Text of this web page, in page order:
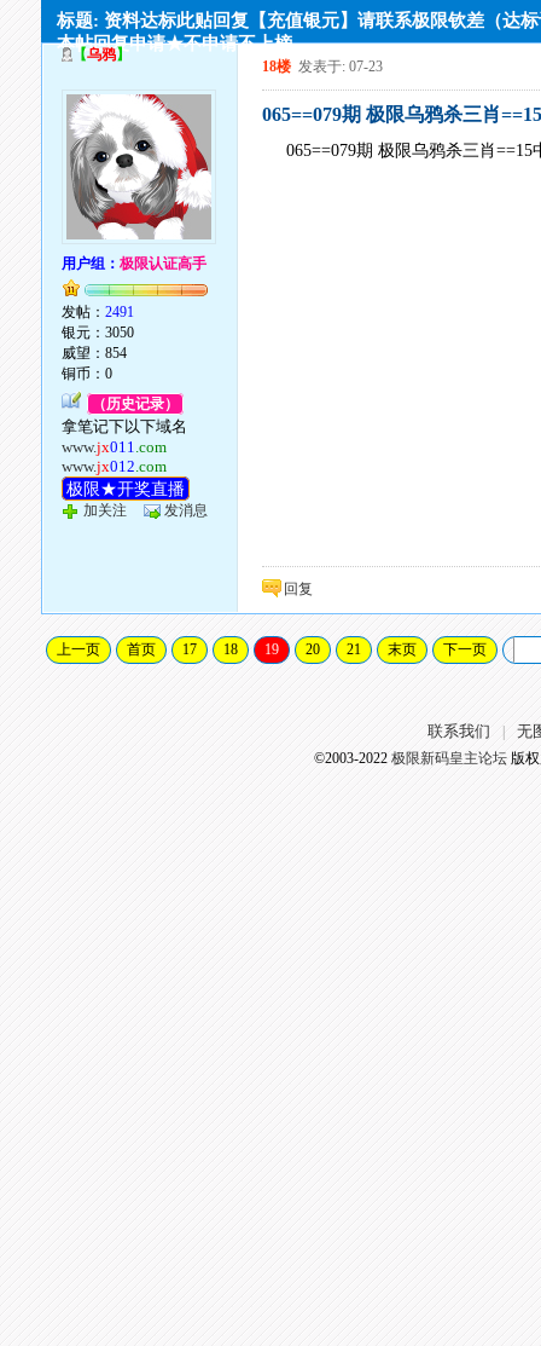
标题: 资料达标此贴回复【充值银元】请联系极限钦差（达
本帖回复申请★不申请不上榜
【乌鸦】
用户组：极限认证高手
发帖：2491
银元：3050
威望：854
铜币：0
（历史记录）
拿笔记下以下域名
www.jx011.com
www.jx012.com
极限★开奖直播
加关注 发消息
18楼 发表于: 07-23
065==079期 极限乌鸦杀三肖
065==079期 极限乌鸦杀三肖==15
回复
上一页 首页 17 18 19 20 21 末页 下一页
联系我们 无
©2003-2022 极限新码皇主论坛版权